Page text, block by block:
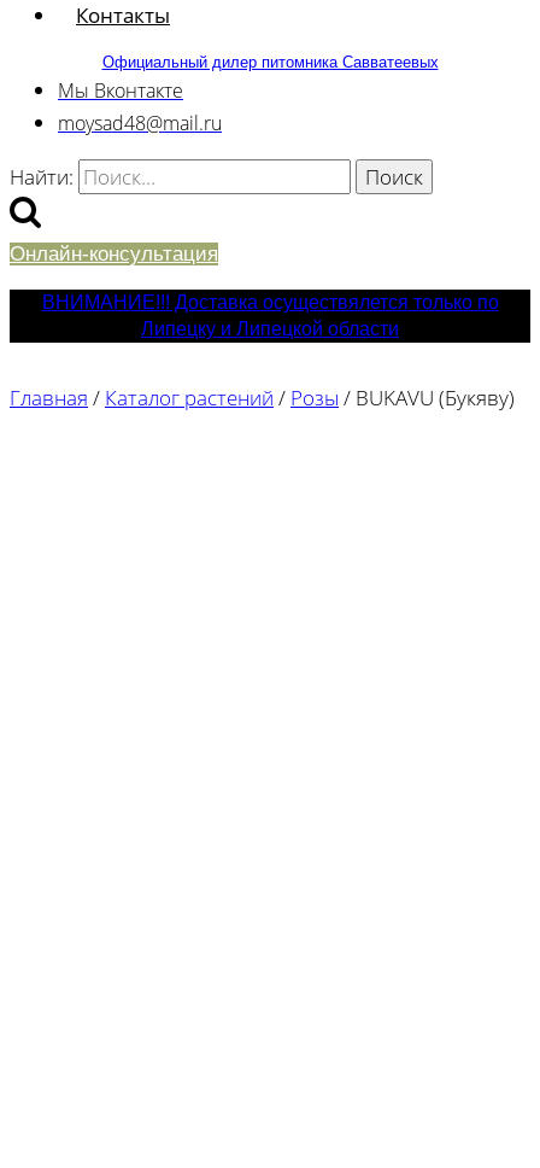
Контакты
Официальный дилер питомника Савватеевых
Мы Вконтакте
moysad48@mail.ru
Найти:
Онлайн-консультация
ВНИМАНИЕ!!! Доставка осуществялется только по
Липецку и Липецкой области
Главная / Каталог растений / Розы / BUKAVU (Букяву)